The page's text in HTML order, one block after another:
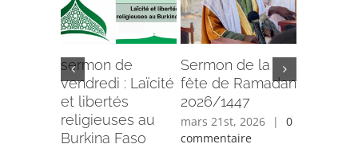
sermon de
vendredi : Laïcité
et libertés
religieuses au
Burkina Faso
Sermon de la
fête de Ramadan
2026/1447
mars 21st, 2026 |
0
commentaire